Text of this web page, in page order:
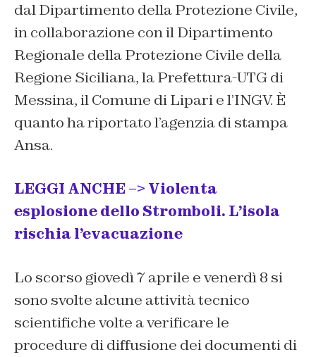
dal Dipartimento della Protezione Civile,
in collaborazione con il Dipartimento
Regionale della Protezione Civile della
Regione Siciliana, la Prefettura-UTG di
Messina, il Comune di Lipari e l’INGV. È
quanto ha riportato l’agenzia di stampa
Ansa.
LEGGI ANCHE –> Violenta
esplosione dello Stromboli. L’isola
rischia l’evacuazione
Lo scorso giovedì 7 aprile e venerdì 8 si
sono svolte alcune attività tecnico
scientifiche volte a verificare le
procedure di diffusione dei documenti di